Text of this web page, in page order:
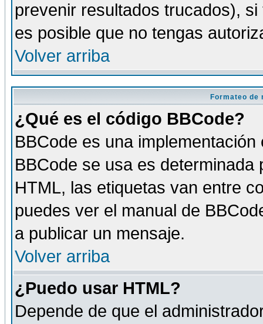
prevenir resultados trucados),
es posible que no tengas
Volver arriba
Formateo de
¿Qué es el código BBCode?
BBCode es una
BBCode se usa es
HTML, las etiquetas van entre
puedes ver el manual de
a publicar un mensaje.
Volver arriba
¿Puedo usar HTML?
Depende de que el